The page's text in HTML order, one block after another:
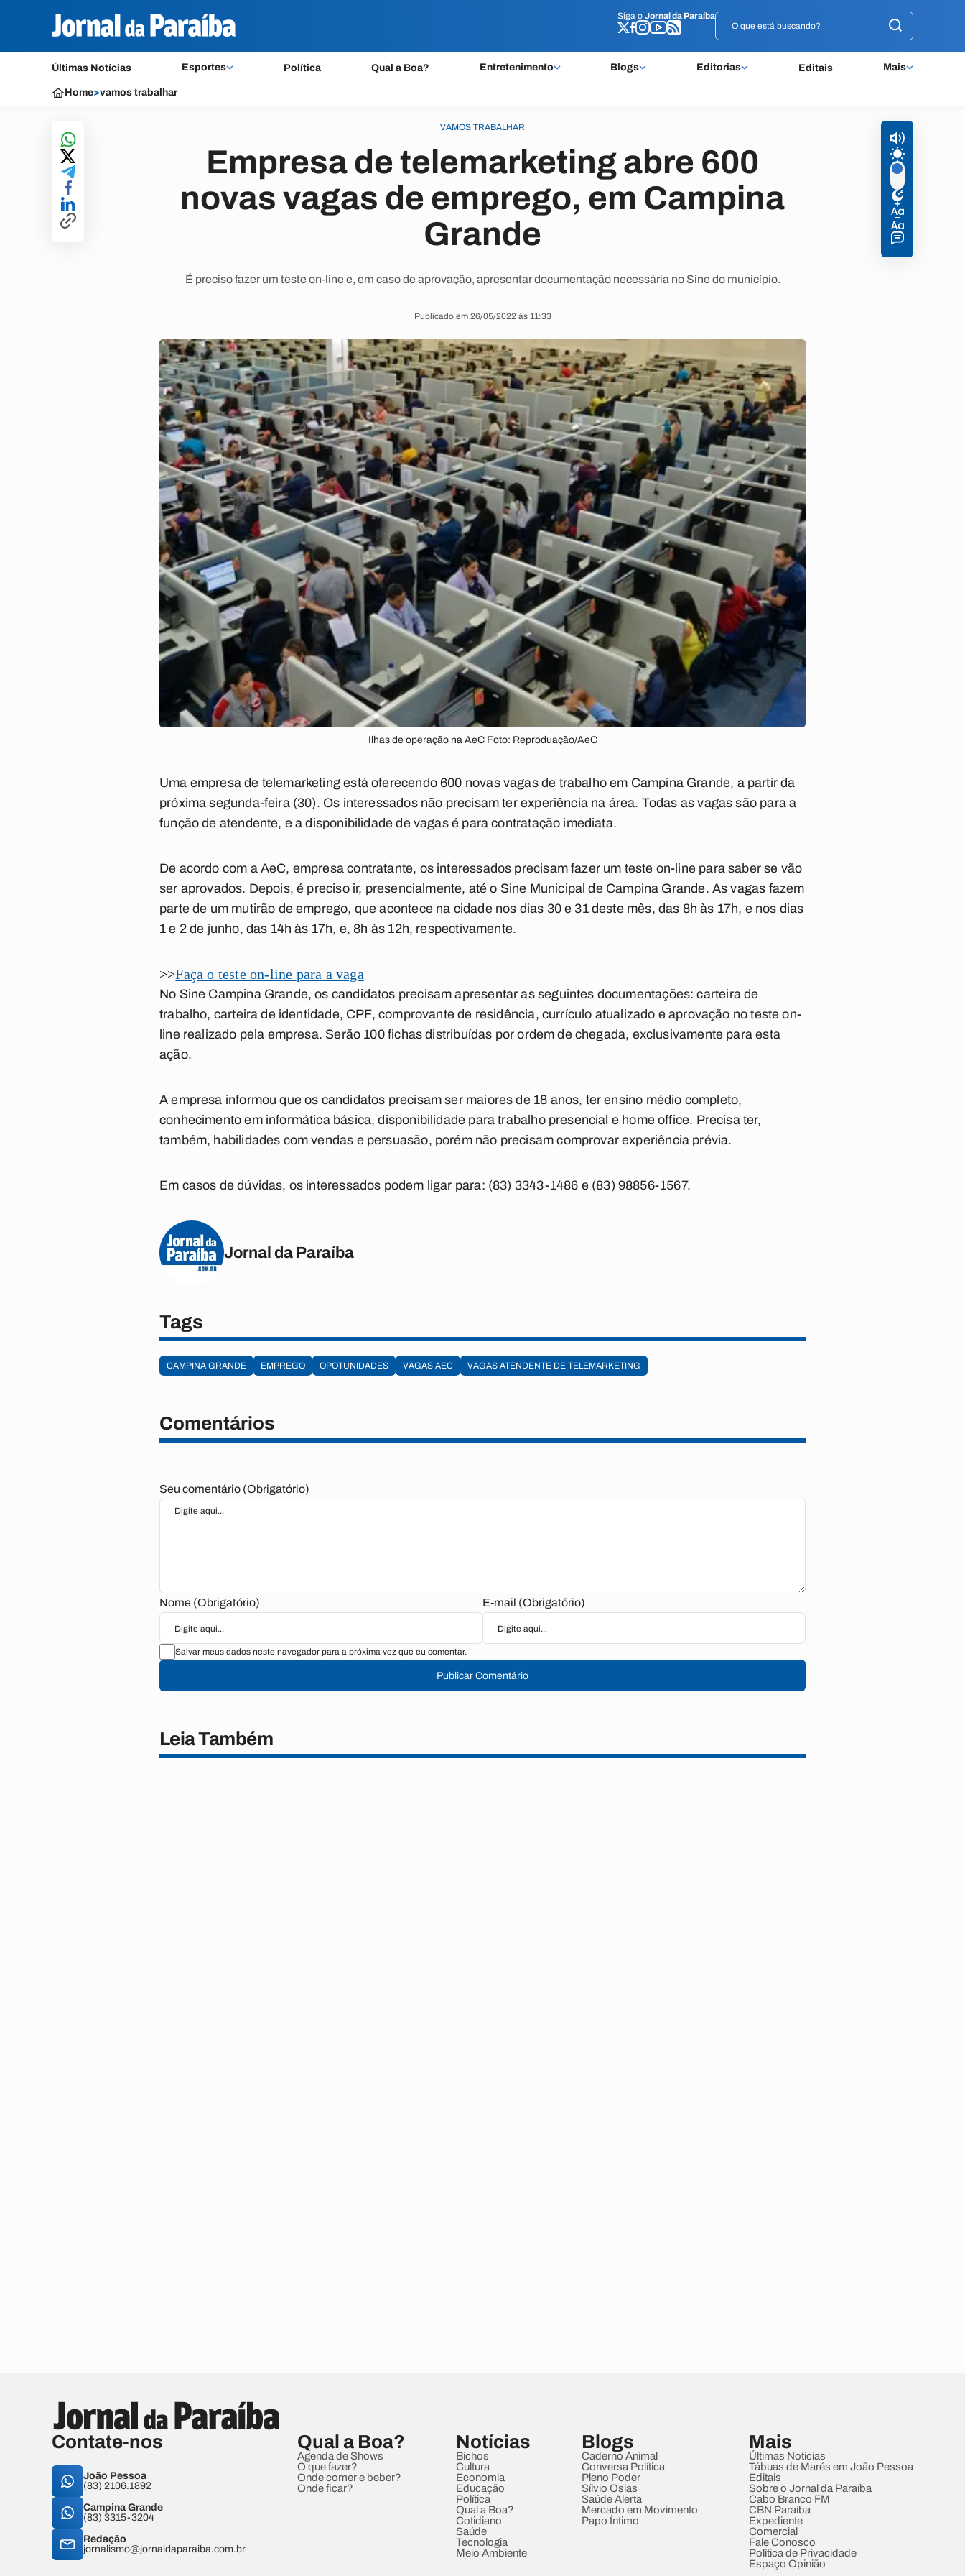
Siga o Jornal da Paraíba
Últimas Notícias Esportes Política Qual a Boa? Entretenimento Blogs Editorias Editais Mais
Siga o Jornal da Paraíba
Home>vamos trabalhar
VAMOS TRABALHAR
Empresa de telemarketing abre 600
novas vagas de emprego, em Campina
Grande
É preciso fazer um teste on-line e, em caso de aprovação, apresentar documentação necessária no Sine do município.
Publicado em 26/05/2022 às 11:33
Ilhas de operação na AeC Foto: Reproduação/AeC
Uma empresa de telemarketing está oferecendo 600 novas vagas de trabalho em Campina Grande, a partir da
próxima segunda-feira (30). Os interessados não precisam ter experiência na área. Todas as vagas são para a
função de atendente, e a disponibilidade de vagas é para contratação imediata.
De acordo com a AeC, empresa contratante, os interessados precisam fazer um teste on-line para saber se vão
ser aprovados. Depois, é preciso ir, presencialmente, até o Sine Municipal de Campina Grande. As vagas fazem
parte de um mutirão de emprego, que acontece na cidade nos dias 30 e 31 deste mês, das 8h às 17h, e nos dias
1 e 2 de junho, das 14h às 17h, e, 8h às 12h, respectivamente.
>>Faça o teste on-line para a vaga
No Sine Campina Grande, os candidatos precisam apresentar as seguintes documentações: carteira de
trabalho, carteira de identidade, CPF, comprovante de residência, currículo atualizado e aprovação no teste on-
line realizado pela empresa. Serão 100 fichas distribuídas por ordem de chegada, exclusivamente para esta
ação.
A empresa informou que os candidatos precisam ser maiores de 18 anos, ter ensino médio completo,
conhecimento em informática básica, disponibilidade para trabalho presencial e home office. Precisa ter,
também, habilidades com vendas e persuasão, porém não precisam comprovar experiência prévia.
Em casos de dúvidas, os interessados podem ligar para: (83) 3343-1486 e (83) 98856-1567.
Jornal da Paraíba
Tags
CAMPINA GRANDE EMPREGO OPOTUNIDADES VAGAS AEC VAGAS ATENDENTE DE TELEMARKETING
Comentários
Seu comentário (Obrigatório)
Nome (Obrigatório) E-mail (Obrigatório)
Salvar meus dados neste navegador para a próxima vez que eu comentar.
Publicar Comentário
Leia Também
Contate-nos
João Pessoa
(83) 2106.1892
Campina Grande
(83) 3315-3204
Redação
jornalismo@jornaldaparaiba.com.br
Qual a Boa?
Agenda de Shows
O que fazer?
Onde comer e beber?
Onde ficar?
Notícias
Bichos
Cultura
Economia
Educação
Política
Qual a Boa?
Cotidiano
Saúde
Tecnologia
Meio Ambiente
Blogs
Caderno Animal
Conversa Política
Pleno Poder
Sílvio Osias
Saúde Alerta
Mercado em Movimento
Papo Íntimo
Mais
Últimas Notícias
Tábuas de Marés em João Pessoa
Editais
Sobre o Jornal da Paraíba
Cabo Branco FM
CBN Paraíba
Expediente
Comercial
Fale Conosco
Política de Privacidade
Espaço Opinião